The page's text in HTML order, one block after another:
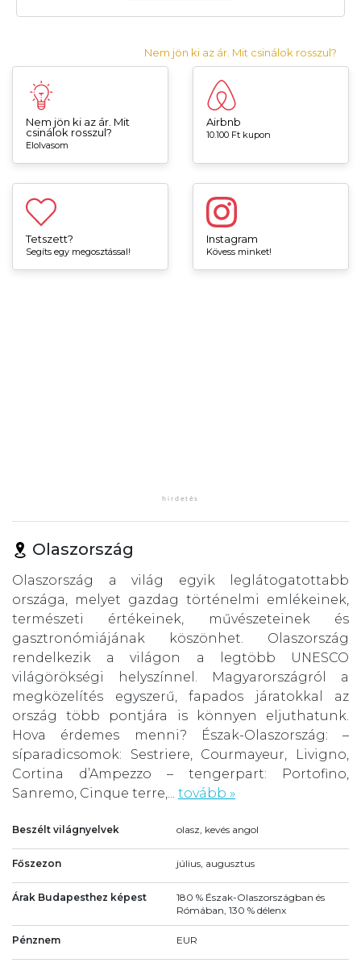
Nem jön ki az ár. Mit csinálok rosszul?
Nem jön ki az ár. Mit
csinálok rosszul?
Elolvasom
Airbnb
10.100 Ft kupon
Tetszett?
Segíts egy megosztással!
Instagram
Kövess minket!
Olaszország
Olaszország a világ egyik leglátogatottabb
országa, melyet gazdag történelmi emlékeinek,
természeti értékeinek, művészeteinek és
gasztronómiájának köszönhet. Olaszország
rendelkezik a világon a legtöbb UNESCO
világörökségi helyszínnel. Magyarországról a
megközelítés egyszerű, fapados járatokkal az
ország több pontjára is könnyen eljuthatunk.
Hova érdemes menni? Észak-Olaszország: –
síparadicsomok: Sestriere, Courmayeur, Livigno,
Cortina d’Ampezzo – tengerpart: Portofino,
Sanremo, Cinque terre,... tovább »
Beszélt világnyelvek olasz, kevés angol
Főszezon július, augusztus
Árak Budapesthez képest
180 % Észak-Olaszországban és
Rómában, 130 % délenx
Pénznem EUR